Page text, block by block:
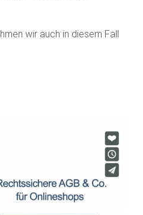
wir auch in diesem Fall